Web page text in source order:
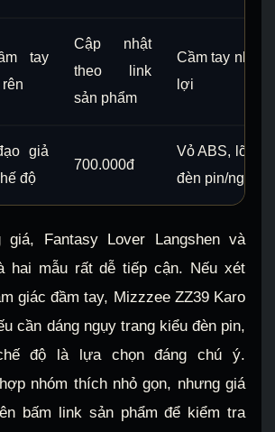
tay
Cập nhật
theo link
sản phẩm
Cầm tay nhỏ
lợi
giả
độ
700.000đ
Vỏ ABS, lõi
đèn pin/ngụy
giá, Fantasy Lover Langshen và
hai mẫu rất dễ tiếp cận. Nếu xét
giác đầm tay, Mizzzee ZZ39 Karo
cần dáng ngụy trang kiểu đèn pin,
độ là lựa chọn đáng chú ý.
nhóm thích nhỏ gọn, nhưng giá
bấm link sản phẩm để kiểm tra